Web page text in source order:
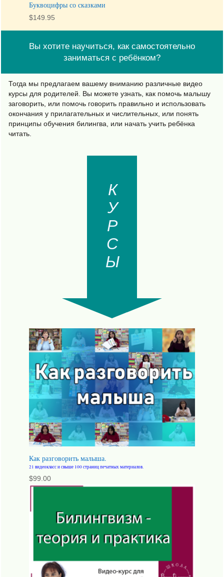
Буквоцифры со сказками
$149.95
Вы хотите научиться, как самостоятельно
заниматься с ребёнком?
Тогда мы предлагаем вашему вниманию различные видео
курсы для родителей. Вы можете узнать, как помочь малышу
заговорить, или помочь говорить правильно и использовать
окончания у прилагательных и числительных, или понять
принципы обучения билингва, или начать учить ребёнка
читать.
КУРСЫ
Как разговорить малыша.
21 видеокласс и свыше 100 страниц печатных материалов.
$99.00